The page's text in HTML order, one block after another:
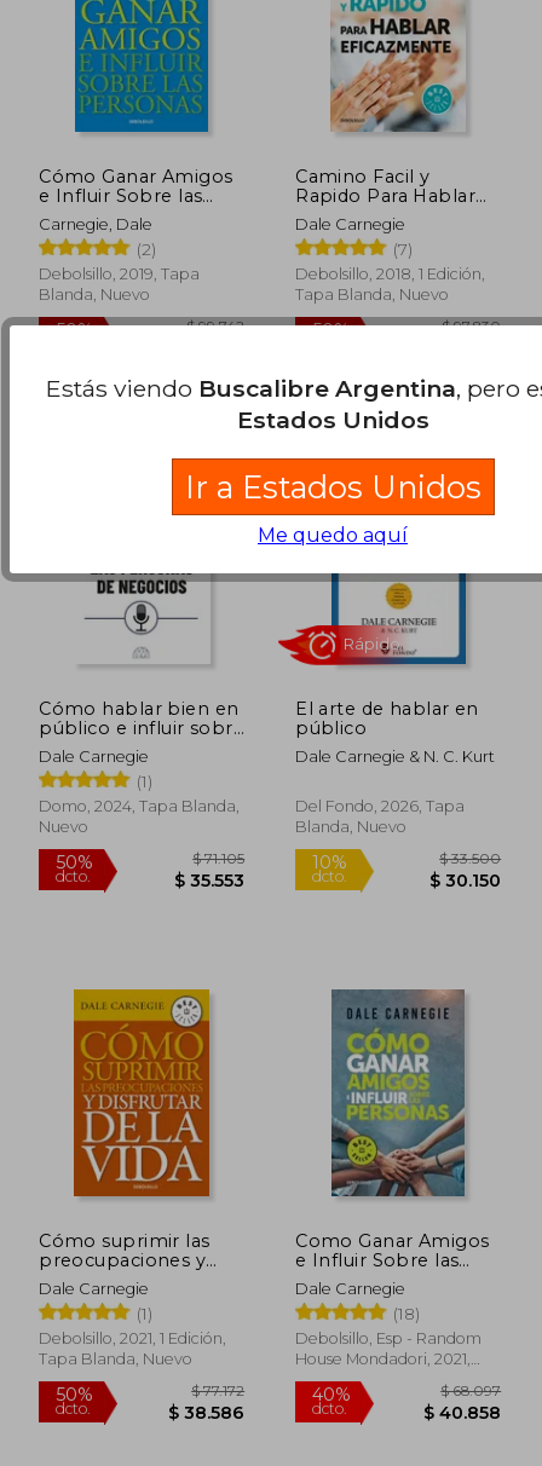
10%
dcto.
50%
dcto.
Cómo Ganar Amigos
e Influir Sobre las
Personas
Carnegie, Dale
(2)
Debolsillo, 2019, Tapa
Blanda, Nuevo
Camino Facil y
Rapido Para Hablar
Eficaz
Dale Carnegie
(7)
Debolsillo, 2018, 1 Edición,
Tapa Blanda, Nuevo
Cómo hablar bien en
público e influir sobre
personas de negocios
Dale Carnegie
(1)
Domo, 2024, Tapa Blanda,
Nuevo
El arte de hablar en
público
Dale Carnegie & N. C. Kurt
Del Fondo, 2026, Tapa
Blanda, Nuevo
Cómo suprimir las
preocupaciones y
disfrutar de la vida
Dale Carnegie
(1)
Debolsillo, 2021, 1 Edición,
Tapa Blanda, Nuevo
Como Ganar Amigos
e Influir Sobre las
personas
Dale Carnegie
(18)
Debolsillo, Esp - Random
House Mondadori, 2021,
Tapa Blanda, Nuevo
Estás viendo Buscalibre Argentina, pero
Estados Unidos
Ir a Estados Unidos
Me quedo aquí